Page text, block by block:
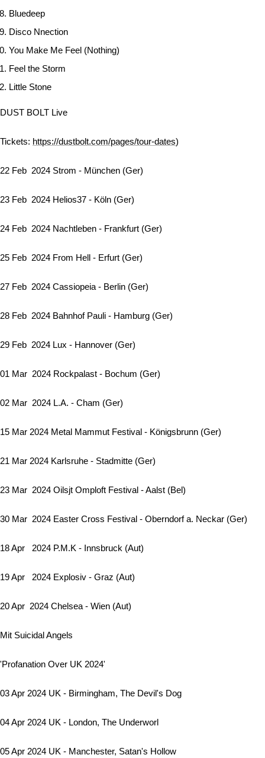
Bluedeep
Disco Nnection
You Make Me Feel (Nothing)
Feel the Storm
Little Stone
DUST BOLT Live
Tickets: https://dustbolt.com/pages/tour-dates)
22 Feb 2024 Strom - München (Ger)
23 Feb 2024 Helios37 - Köln (Ger)
24 Feb 2024 Nachtleben - Frankfurt (Ger)
25 Feb 2024 From Hell - Erfurt (Ger)
27 Feb 2024 Cassiopeia - Berlin (Ger)
28 Feb 2024 Bahnhof Pauli - Hamburg (Ger)
29 Feb 2024 Lux - Hannover (Ger)
01 Mar 2024 Rockpalast - Bochum (Ger)
02 Mar 2024 L.A. - Cham (Ger)
15 Mar 2024 Metal Mammut Festival - Königsbrunn (Ger)
21 Mar 2024 Karlsruhe - Stadmitte (Ger)
23 Mar 2024 Oilsjt Omploft Festival - Aalst (Bel)
30 Mar 2024 Easter Cross Festival - Oberndorf a. Neckar (Ger)
18 Apr 2024 P.M.K - Innsbruck (Aut)
19 Apr 2024 Explosiv - Graz (Aut)
20 Apr 2024 Chelsea - Wien (Aut)
Mit Suicidal Angels
'Profanation Over UK 2024'
03 Apr 2024 UK - Birmingham, The Devil's Dog
04 Apr 2024 UK - London, The Underworl
05 Apr 2024 UK - Manchester, Satan's Hollow